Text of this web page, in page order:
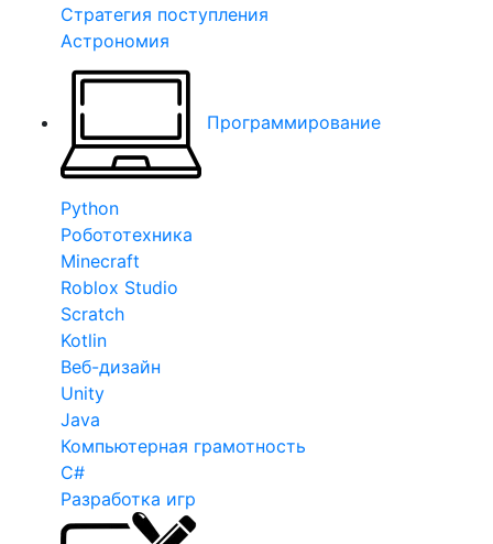
Стратегия поступления
Астрономия
Программирование
Python
Робототехника
Minecraft
Roblox Studio
Scratch
Kotlin
Веб-дизайн
Unity
Java
Компьютерная грамотность
C#
Разработка игр